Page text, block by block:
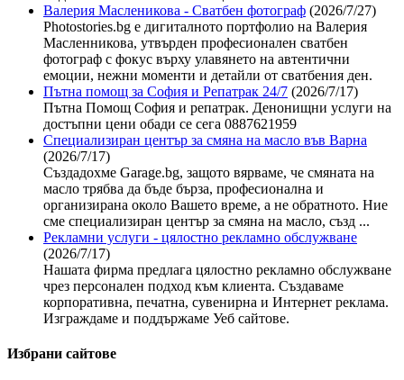
Валерия Масленикова - Сватбен фотограф (2026/7/27)
Photostories.bg е дигиталното портфолио на Валерия
Масленникова, утвърден професионален сватбен
фотограф с фокус върху улавянето на автентични
емоции, нежни моменти и детайли от сватбения ден.
Пътна помощ за София и Репатрак 24/7 (2026/7/17)
Пътна Помощ София и репатрак. Денонищни услуги на
достъпни цени обади се сега 0887621959
Специализиран център за смяна на масло във Варна
(2026/7/17)
Създадохме Garage.bg, защото вярваме, че смяната на
масло трябва да бъде бърза, професионална и
организирана около Вашето време, а не обратното. Ние
сме специализиран център за смяна на масло, създ ...
Рекламни услуги - цялостно рекламно обслужване
(2026/7/17)
Нашата фирма предлага цялостно рекламно обслужване
чрез персонален подход към клиента. Създаваме
корпоративна, печатна, сувенирна и Интернет реклама.
Изграждаме и поддържаме Уеб сайтове.
Избрани сайтове